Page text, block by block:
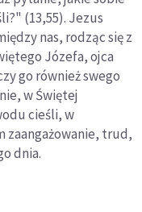
(13,55). Jezus
nas, rodząc się z
Józefa, ojca
go również swego
w Świętej
cieśli, w
zaangażowanie, trud,
dnia.